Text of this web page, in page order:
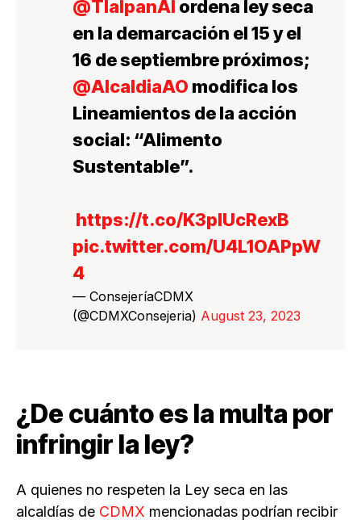
@TlalpanAl ordena ley seca
en la demarcación el 15 y el
16 de septiembre próximos;
@AlcaldiaAO modifica los
Lineamientos de la acción
social: “Alimento
Sustentable”.
https://t.co/K3pIUcRexB
pic.twitter.com/U4L1OAPpW
4
— ConsejeríaCDMX
(@CDMXConsejeria) August 23, 2023
¿De cuánto es la multa por
infringir la ley?
A quienes no respeten la Ley seca en las
alcaldías de CDMX mencionadas podrían recibir